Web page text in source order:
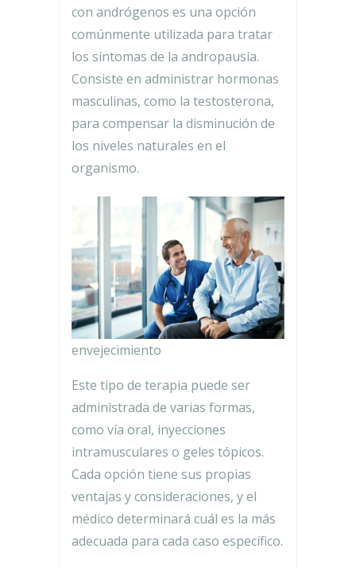
con andrógenos es una opción
comúnmente utilizada para tratar
los síntomas de la andropausia.
Consiste en administrar hormonas
masculinas, como la testosterona,
para compensar la disminución de
los niveles naturales en el
organismo.
envejecimiento
Este tipo de terapia puede ser
administrada de varias formas,
como vía oral, inyecciones
intramusculares o geles tópicos.
Cada opción tiene sus propias
ventajas y consideraciones, y el
médico determinará cuál es la más
adecuada para cada caso específico.